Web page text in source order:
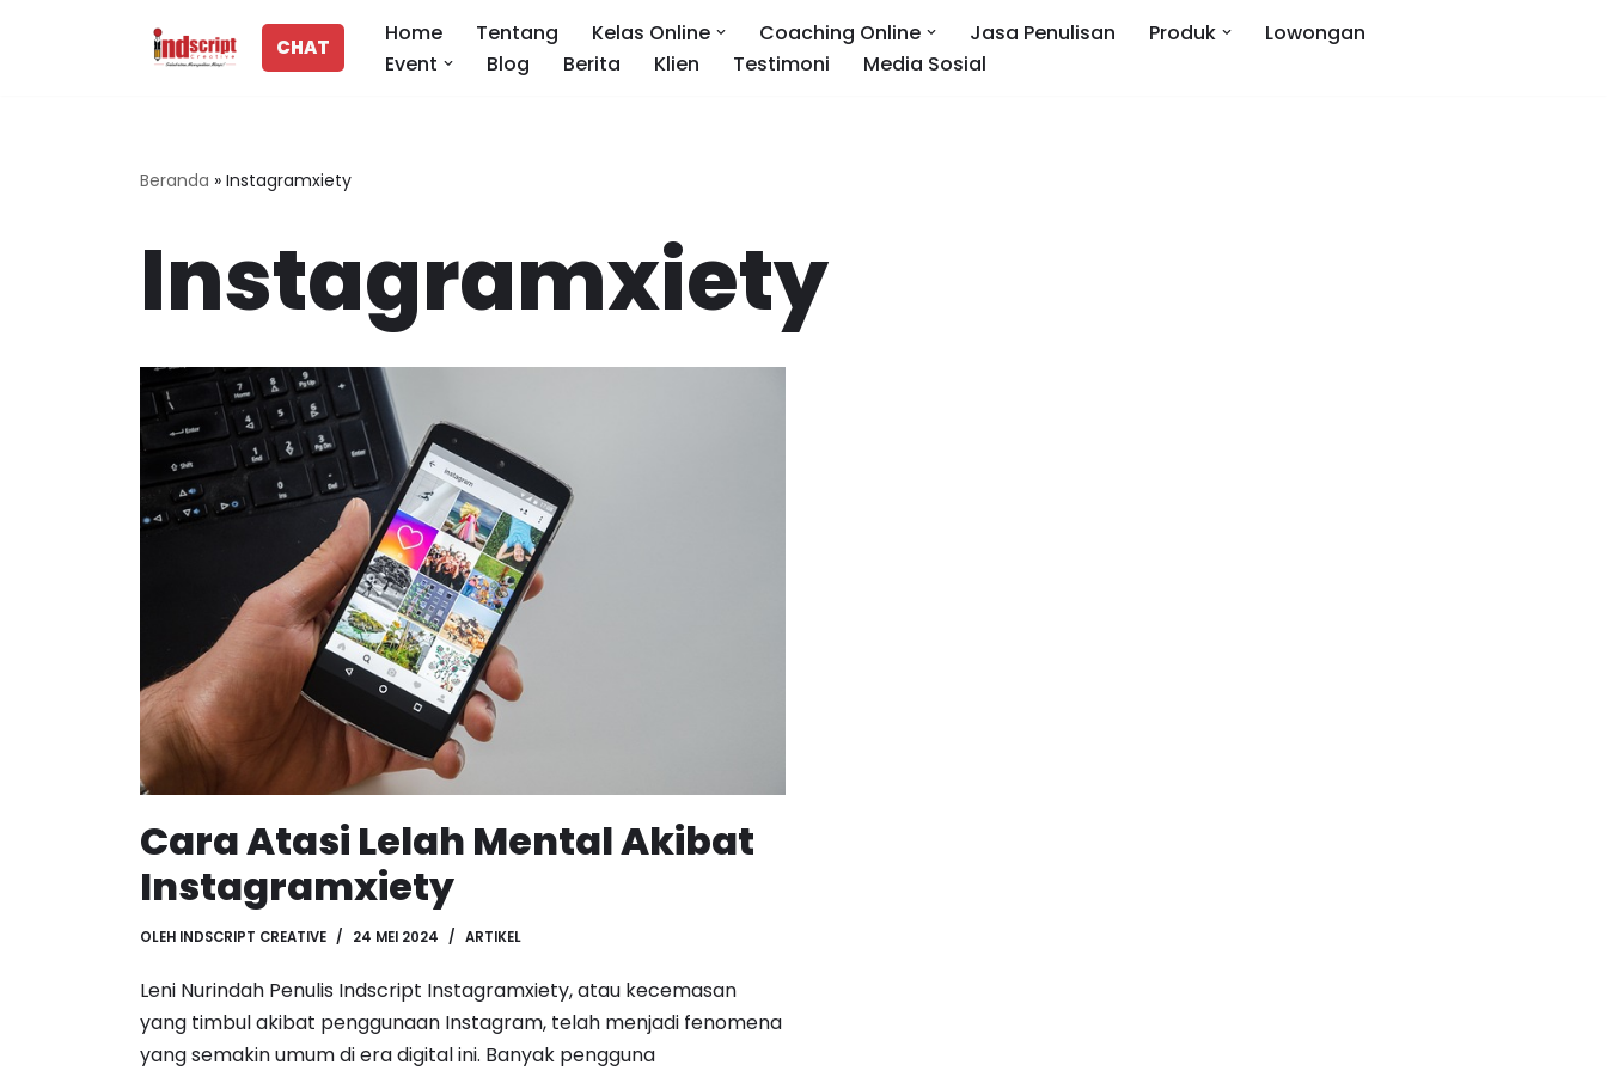
CHAT
Home Tentang Kelas Online Coaching Online Jasa Penulisan Produk
Lowongan
Event
Blog Berita Klien Testimoni Media Sosial
Beranda » Instagramxiety
Instagramxiety
Cara Atasi Lelah Mental Akibat
Instagramxiety
OLEH INDSCRIPT CREATIVE 24 MEI 2024 ARTIKEL
Leni Nurindah Penulis Indscript Instagramxiety, atau kecemasan
yang timbul akibat penggunaan Instagram, telah menjadi fenomena
yang semakin umum di era digital ini. Banyak pengguna